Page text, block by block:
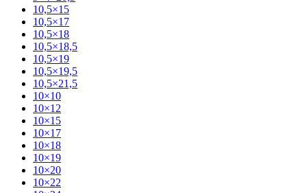
10,5×15
10,5×17
10,5×18
10,5×18,5
10,5×19
10,5×19,5
10,5×21,5
10×10
10×12
10×15
10×17
10×18
10×19
10×20
10×22